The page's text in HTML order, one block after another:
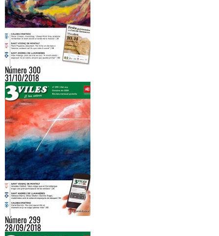
Número 300
31/10/2018
Número 299
28/09/2018